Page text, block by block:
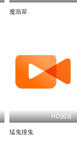
魔翡翠
HD国语
猛鬼撞鬼